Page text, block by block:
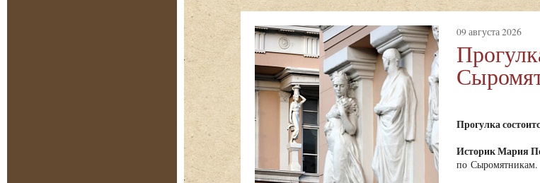
09 августа 2026
Прогулка
Историк Мария
по Сыромятникам.